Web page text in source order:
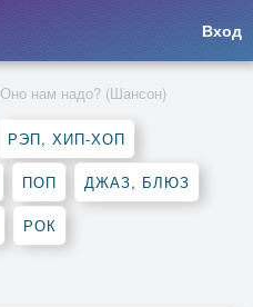
Вход
Оно нам надо? (Шансон)
РЭП, ХИП-ХОП
ПОП ДЖАЗ, БЛЮЗ
РОК